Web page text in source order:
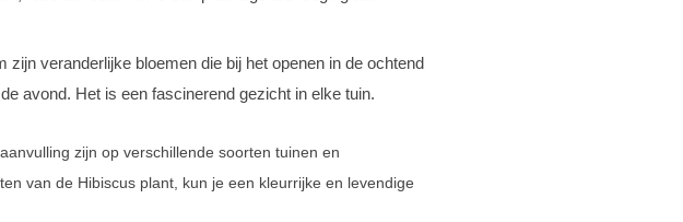
zijn veranderlijke bloemen die bij het openen in de ochtend
avond. Het is een fascinerend gezicht in elke tuin.
zijn op verschillende soorten tuinen en
van de Hibiscus plant, kun je een kleurrijke en levendige